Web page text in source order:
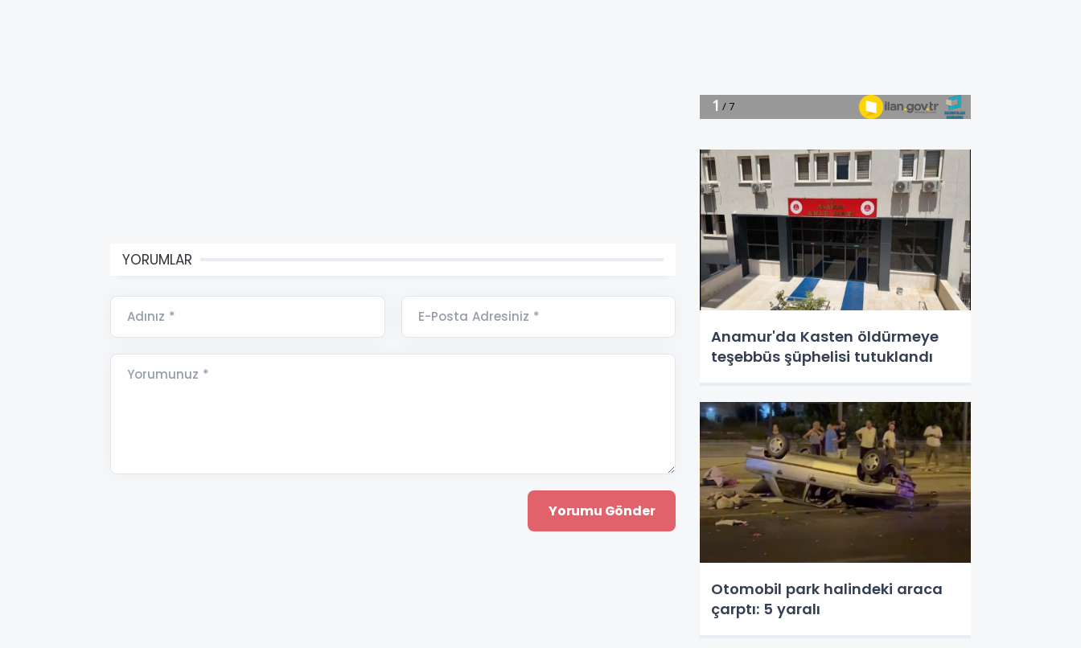
YORUMLAR
Adınız * E-Posta Adresiniz *
Yorumunuz *
Anamur'da Kasten öldürmeye
teşebbüs şüphelisi tutuklandı
Otomobil park halindeki araca
çarptı: 5 yaralı